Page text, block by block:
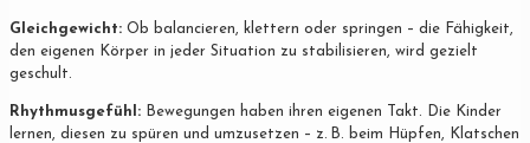
Gleichgewicht: Ob balancieren, klettern oder springen – die Fähigkeit,
den eigenen Körper in jeder Situation zu stabilisieren, wird gezielt
geschult.
Rhythmusgefühl: Bewegungen haben ihren eigenen Takt. Die Kinder
lernen, diesen zu spüren und umzusetzen – z. B. beim Hüpfen, Klatschen